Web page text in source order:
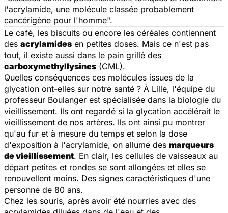
l'acrylamide, une molécule classée probablement
cancérigène pour l'homme".
Le café, les biscuits ou encore les céréales contiennent
des acrylamides en petites doses. Mais ce n'est pas
tout, il existe aussi dans le pain grillé des
carboxymethyllysines (CML).
Quelles conséquences ces molécules issues de la
glycation ont-elles sur notre santé ? À Lille, l'équipe du
professeur Boulanger est spécialisée dans la biologie du
vieillissement. Ils ont regardé si la glycation accélérait le
vieillissement de nos artères. Ils ont ainsi pu montrer
qu'au fur et à mesure du temps et selon la dose
d'exposition à l'acrylamide, on allume des marqueurs
de vieillissement. En clair, les cellules de vaisseaux au
départ petites et rondes se sont allongées et elles se
renouvellent moins. Des signes caractéristiques d'une
personne de 80 ans.
Chez les souris, après avoir été nourries avec des